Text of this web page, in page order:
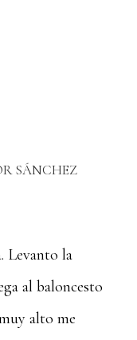
SÁNCHEZ
Levanto la
al baloncesto
alto me